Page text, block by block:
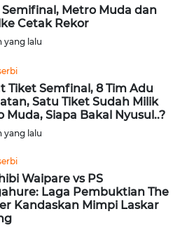
Semifinal, Metro Muda dan
Cetak Rekor
yang lalu
Tiket Semfinal, 8 Tim Adu
Satu Tiket Sudah Milik
Muda, Siapa Bakal Nyusul..?
yang lalu
Waipare vs PS
Laga Pembuktian The
Kandaskan Mimpi Laskar